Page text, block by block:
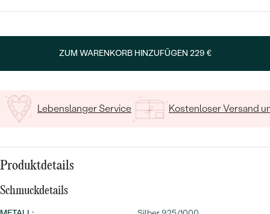
Meistverkaufte
MIT LAB GROWN DIAMANT
MIT FARBIGEN DIAMANTEN
MIT SALT AND PEPPER DIAMANTEN
MIT EDELSTEIN
NACH MATERIAL
GOLD
PLATIN
DIAMANTSCHMUCK
EDELSTEINSCHMUCK
PERLENOHRRINGE
PREISWERTE
LUXURIÖSE
NACH EDELSTEIN
MIT EDELSTEIN
PERLENKETTEN
NACH PREIS
PREISWERTE
MIT EDELSTEIN
PERLENRINGE
NACH PREIS
LUXURIÖSE
ZUM WARENKORB HINZUFÜGEN 229 €
Lebenslanger Service Kostenloser Versand
Produktdetails
Schmuckdetails